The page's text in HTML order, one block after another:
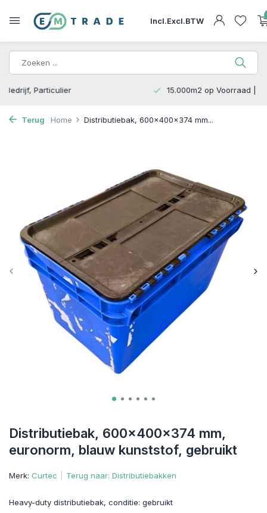
Incl.Excl.BTW
15.000m2 op Voorraad | Bezorgen of Afhalen
Terug Home Distributiebak, 600x400x374 mm...
Distributiebak, 600x400x374 mm,
euronorm, blauw kunststof, gebruikt
Merk: Curtec Terug naar: Distributiebakken
Heavy-duty distributiebak, conditie: gebruikt